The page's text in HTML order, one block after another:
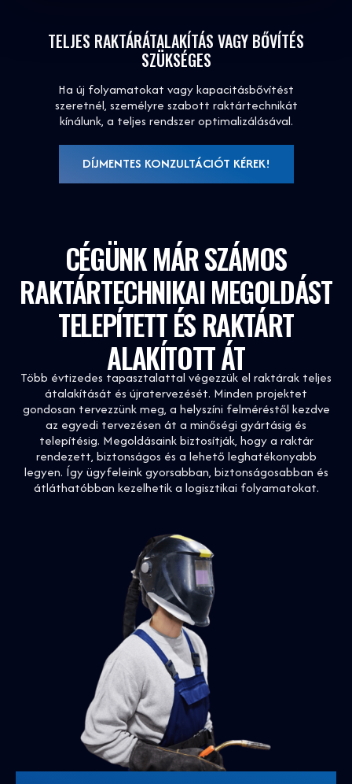
TELJES RAKTÁRÁTALAKÍTÁS VAGY BŐVÍTÉS
SZÜKSÉGES
Ha új folyamatokat vagy kapacitásbővítést
szeretnél, személyre szabott raktártechnikát
kínálunk, a teljes rendszer optimalizálásával.
DÍJMENTES KONZULTÁCIÓT KÉREK!
CÉGÜNK MÁR SZÁMOS
RAKTÁRTECHNIKAI MEGOLDÁST
TELEPÍTETT ÉS RAKTÁRT
ALAKÍTOTT ÁT
Több évtizedes tapasztalattal végezzük el raktárak teljes
átalakítását és újratervezését. Minden projektet
gondosan tervezzünk meg, a helyszíni felméréstől kezdve
az egyedi tervezésen át a minőségi gyártásig és
telepítésig. Megoldásaink biztosítják, hogy a raktár
rendezett, biztonságos és a lehető leghatékonyabb
legyen. Így ügyfeleink gyorsabban, biztonságosabban és
átláthatóbban kezelhetik a logisztikai folyamatokat.